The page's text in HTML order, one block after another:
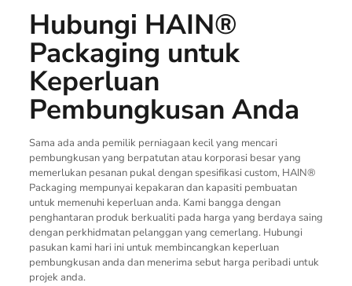
Hubungi HAIN®
Packaging untuk
Keperluan
Pembungkusan Anda
Sama ada anda pemilik perniagaan kecil yang mencari
pembungkusan yang berpatutan atau korporasi besar yang
memerlukan pesanan pukal dengan spesifikasi custom, HAIN®
Packaging mempunyai kepakaran dan kapasiti pembuatan
untuk memenuhi keperluan anda. Kami bangga dengan
penghantaran produk berkualiti pada harga yang berdaya saing
dengan perkhidmatan pelanggan yang cemerlang. Hubungi
pasukan kami hari ini untuk membincangkan keperluan
pembungkusan anda dan menerima sebut harga peribadi untuk
projek anda.